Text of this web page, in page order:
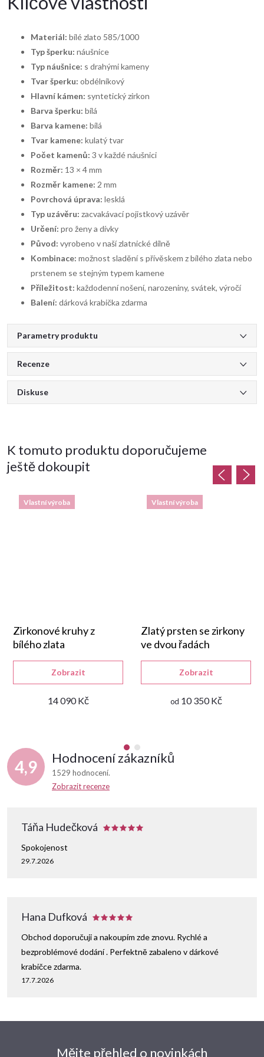
Materiál: bílé zlato 585/1000
Typ šperku: náušnice
Typ náušnice: s drahými kameny
Tvar šperku: obdélníkový
Hlavní kámen: syntetický zirkon
Barva šperku: bílá
Barva kamene: bílá
Tvar kamene: kulatý tvar
Počet kamenů: 3 v každé náušnici
Rozměr: 13 × 4 mm
Rozměr kamene: 2 mm
Povrchová úprava: lesklá
Typ uzávěru: zacvakávací pojistkový uzávěr
Určení: pro ženy a dívky
Původ: vyrobeno v naší zlatnické dílně
Kombinace: možnost sladění s přívěskem z bílého zlata nebo
prstenem se stejným typem kamene
Příležitost: každodenní nošení, narozeniny, svátek, výročí
Balení: dárková krabička zdarma
Parametry produktu
Recenze
Diskuse
K tomuto produktu doporučujeme
ještě dokoupit
Vlastní výroba
Zirkonové kruhy z
bílého zlata
14 090 Kč
Zobrazit
Vlastní výroba
Zlatý prsten se zirkony
ve dvou řadách
od 10 350 Kč
Zobrazit
4,9 Hodnocení zákazníků
1529 hodnocení
Zobrazit recenze
Táňa Hudečková
29.7.2026
Spokojenost
Hana Dufková
17.7.2026
Obchod doporučuji a nakoupím zde znovu. Rychlé a
bezproblémové dodání . Perfektně zabaleno v dárkové
krabičce zdarma.
Mějte přehled o novinkách